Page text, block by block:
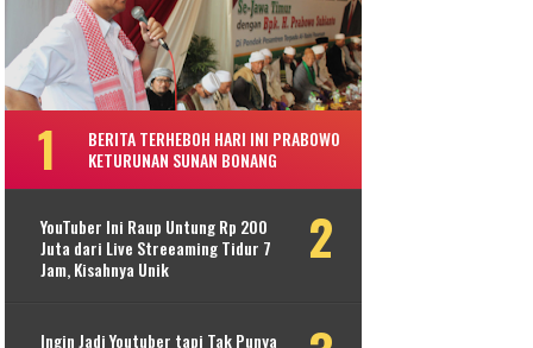
BERITA TERHEBOH HARI INI PRABOWO
KETURUNAN SUNAN BONANG
YouTuber Ini Raup Untung Rp 200
Juta dari Live Streeaming Tidur 7
Jam, Kisahnya Unik
Ingin Jadi Youtuber tapi Tak Punya